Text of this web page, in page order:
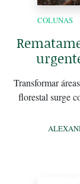
COLUNAS
Transformar
florestal surge